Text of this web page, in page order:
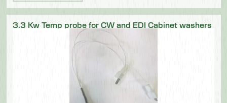
3.3 Kw Temp probe for CW and EDI Cabinet washers